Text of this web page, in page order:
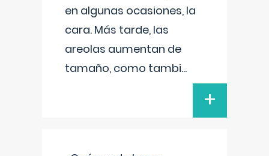
en algunas ocasiones, la
cara. Más tarde, las
areolas aumentan de
tamaño, como tambi...
+